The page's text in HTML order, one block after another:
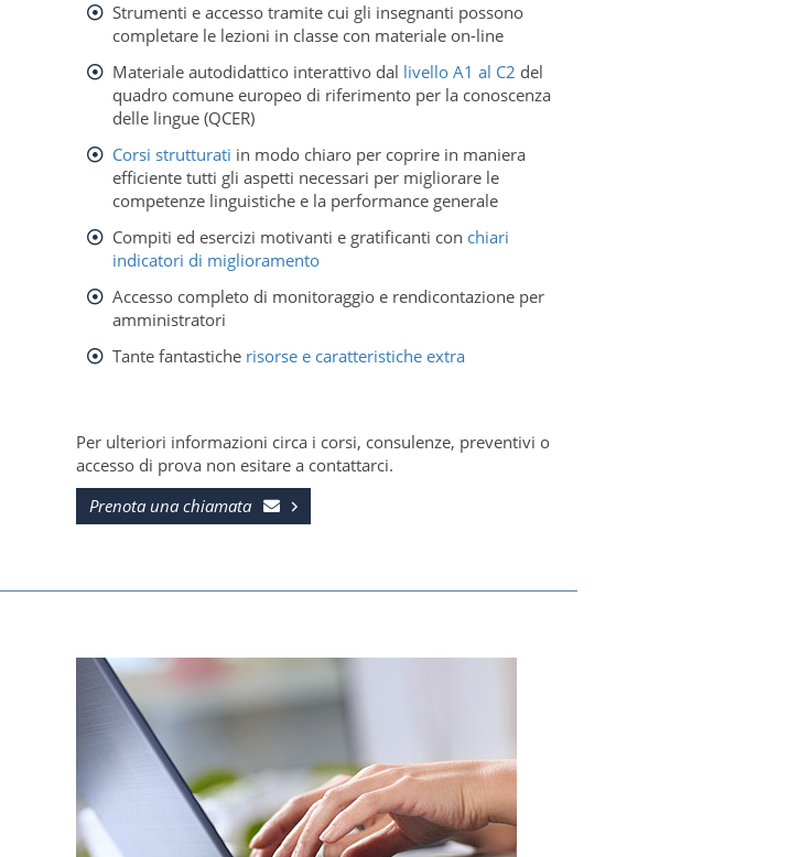
Strumenti e accesso tramite cui gli insegnanti possono
completare le lezioni in classe con materiale on-line
Materiale autodidattico interattivo dal livello A1 al C2 del
quadro comune europeo di riferimento per la conoscenza
delle lingue (QCER)
Corsi strutturati in modo chiaro per coprire in maniera
efficiente tutti gli aspetti necessari per migliorare le
competenze linguistiche e la performance generale
Compiti ed esercizi motivanti e gratificanti con chiari
indicatori di miglioramento
Accesso completo di monitoraggio e rendicontazione per
amministratori
Tante fantastiche risorse e caratteristiche extra
Per ulteriori informazioni circa i corsi, consulenze, preventivi o
accesso di prova non esitare a contattarci.
Prenota una chiamata